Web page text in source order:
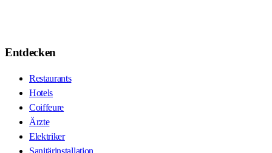
Entdecken
Restaurants
Hotels
Coiffeure
Ärzte
Elektriker
Sanitärinstallation